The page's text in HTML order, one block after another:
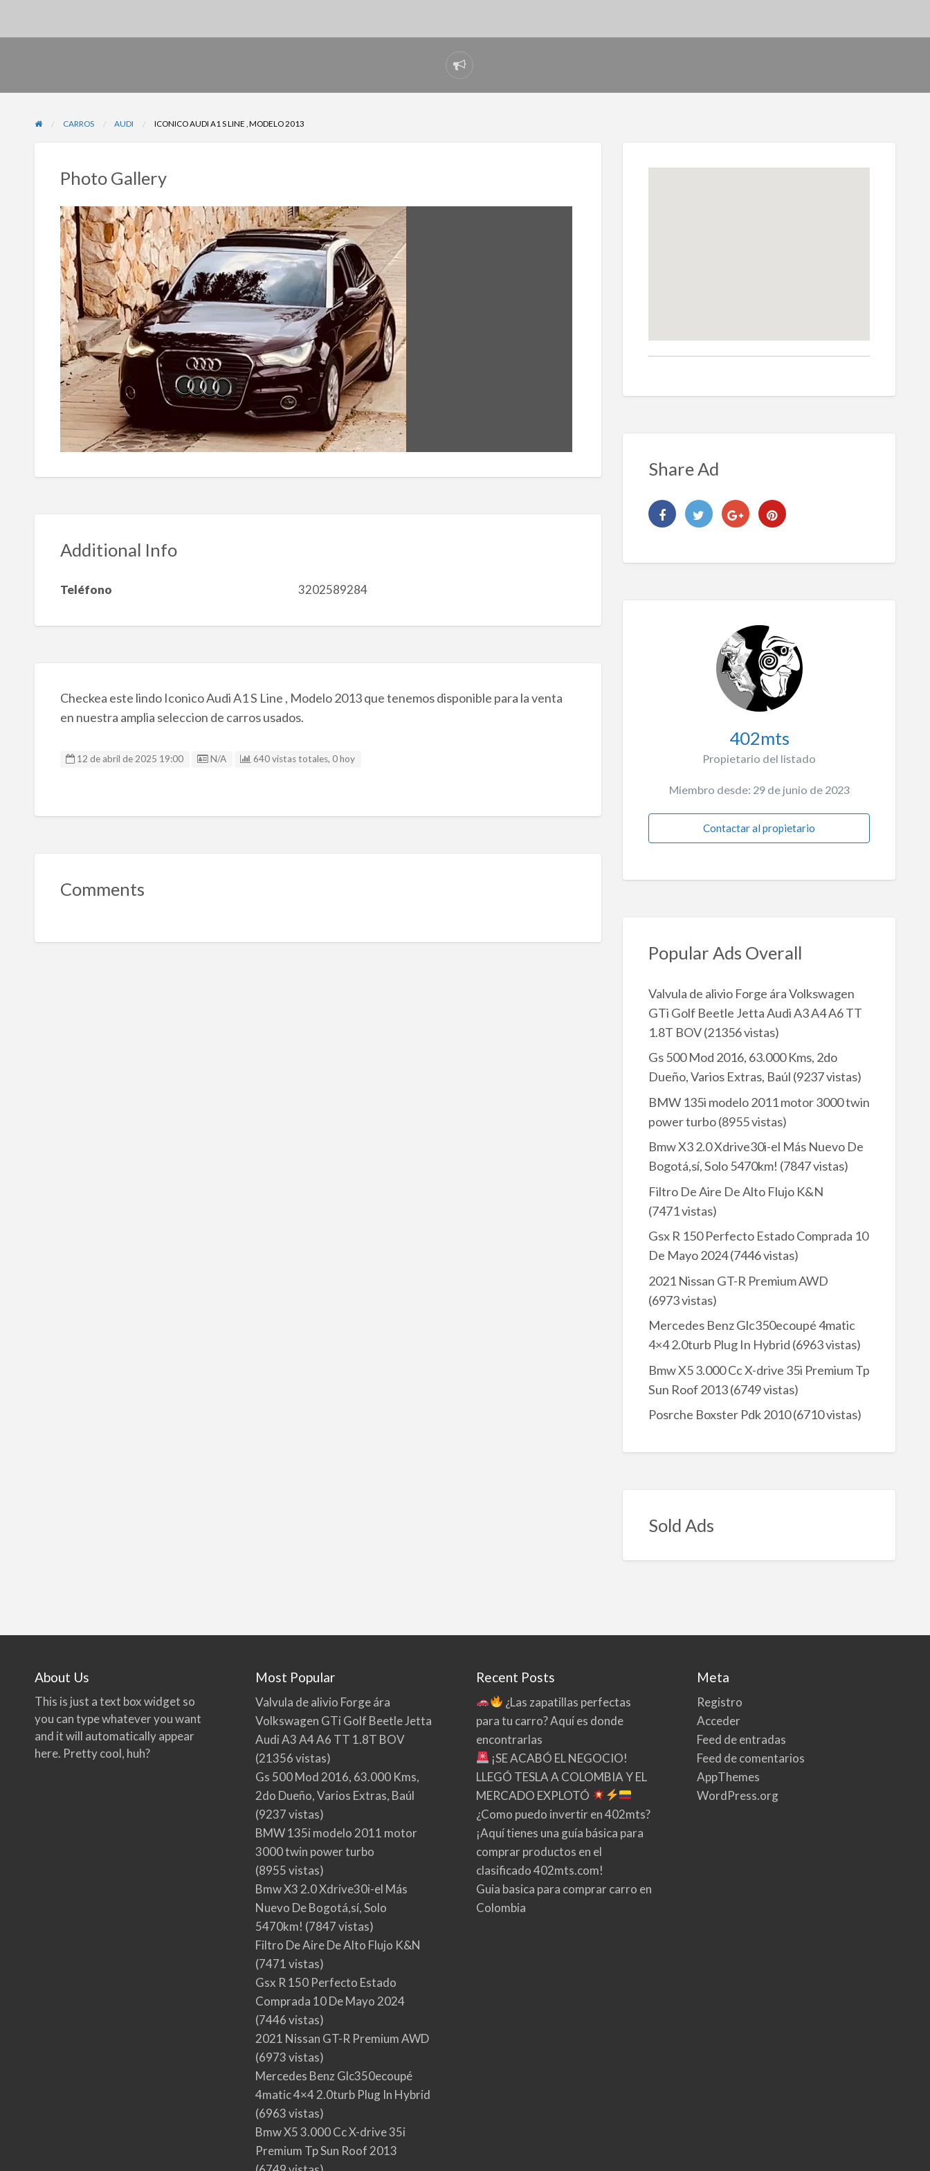
Reportar
problema
CARROS AUDI ICONICO AUDI A1 S LINE , MODELO 2013
Photo Gallery
Additional Info
Teléfono 3202589284
Checkea este lindo Iconico Audi A1 S Line , Modelo 2013 que tenemos disponible para la venta
en nuestra amplia seleccion de carros usados.
12 de abril de 2025 19:00 Listing ID
N/A 640 vistas totales, 0 hoy
Comments
Share Ad
402mts
Propietario del listado
Miembro desde: 29 de junio de 2023
Contactar al propietario
Popular Ads Overall
Valvula de alivio Forge ára Volkswagen
GTi Golf Beetle Jetta Audi A3 A4 A6 TT
1.8T BOV(21356 vistas)
Gs 500 Mod 2016, 63.000 Kms, 2do
Dueño, Varios Extras, Baúl (9237 vistas)
BMW 135i modelo 2011 motor 3000 twin
power turbo(8955 vistas)
Bmw X3 2.0 Xdrive30i-el Más Nuevo De
Bogotá,sí, Solo 5470km! (7847 vistas)
Filtro De Aire De Alto Flujo K&N
(7471 vistas)
Gsx R 150 Perfecto Estado Comprada 10
De Mayo 2024(7446 vistas)
2021 Nissan GT-R Premium AWD
(6973 vistas)
Mercedes Benz Glc350ecoupé 4matic
4×4 2.0turb Plug In Hybrid (6963 vistas)
Bmw X5 3.000 Cc X-drive 35i Premium Tp
Sun Roof 2013(6749 vistas)
Posrche Boxster Pdk 2010(6710 vistas)
Sold Ads
About Us
This is just a text box widget so
you can type whatever you want
and it will automatically appear
here. Pretty cool, huh?
Most Popular
Valvula de alivio Forge ára
Volkswagen GTi Golf Beetle Jetta
Audi A3 A4 A6 TT 1.8T BOV
(21356 vistas)
Gs 500 Mod 2016, 63.000 Kms,
2do Dueño, Varios Extras, Baúl
(9237 vistas)
BMW 135i modelo 2011 motor
3000 twin power turbo
(8955 vistas)
Bmw X3 2.0 Xdrive30i-el Más
Nuevo De Bogotá,sí, Solo
5470km! (7847 vistas)
Filtro De Aire De Alto Flujo K&N
(7471 vistas)
Gsx R 150 Perfecto Estado
Comprada 10 De Mayo 2024
(7446 vistas)
2021 Nissan GT-R Premium AWD
(6973 vistas)
Mercedes Benz Glc350ecoupé
4matic 4×4 2.0turb Plug In Hybrid
(6963 vistas)
Bmw X5 3.000 Cc X-drive 35i
Premium Tp Sun Roof 2013
Recent Posts
¿Las zapatillas perfectas
para tu carro? Aquí es donde
encontrarlas
¡SE ACABÓ EL NEGOCIO!
LLEGÓ TESLA A COLOMBIA Y EL
MERCADO EXPLOTÓ
¿Como puedo invertir en 402mts?
¡Aquí tienes una guía básica para
comprar productos en el
clasificado 402mts.com!
Guia basica para comprar carro en
Colombia
Meta
Registro
Acceder
Feed de entradas
Feed de comentarios
AppThemes
WordPress.org